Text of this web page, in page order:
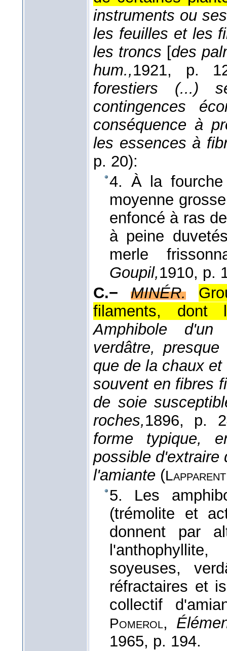
instruments ou
les feuilles et les
les troncs [des
hum.,1921, p.
forestiers (...)
contingences
conséquence à
les essences à
p. 20):
4. À la
moyenne
enfoncé à ras
à peine
merle
Goupil,1910, p.
C.−
MINÉR.
filaments, dont
Amphibole
verdâtre,
que de la chaux
souvent en fibres
de soie
roches,1896, p.
forme typique,
possible d'extraire
l'amiante (Lapparent
5. Les
(trémolite et
donnent par
soyeuses,
réfractaires et
collectif
Pomerol,
1965, p. 194.